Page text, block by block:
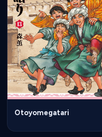
Otoyomegatari